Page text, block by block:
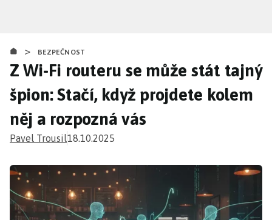
obsahu
> BEZPEČNOST
Z Wi-Fi routeru se může stát tajný
špion: Stačí, když projdete kolem
něj a rozpozná vás
Pavel Trousil18.10.2025